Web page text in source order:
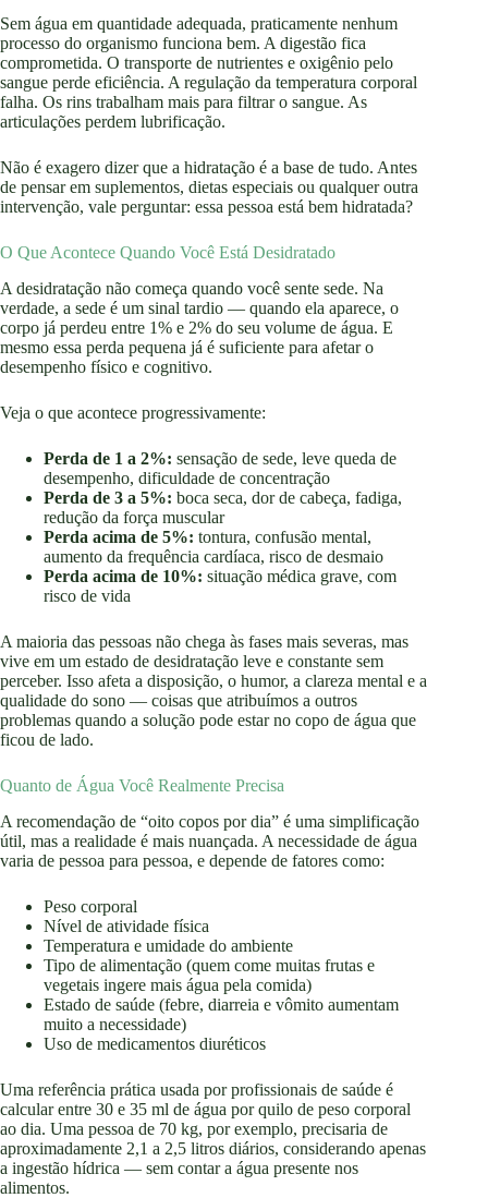
Sem água em quantidade adequada, praticamente nenhum
processo do organismo funciona bem. A digestão fica
comprometida. O transporte de nutrientes e oxigênio pelo
sangue perde eficiência. A regulação da temperatura corporal
falha. Os rins trabalham mais para filtrar o sangue. As
articulações perdem lubrificação.
Não é exagero dizer que a hidratação é a base de tudo. Antes
de pensar em suplementos, dietas especiais ou qualquer outra
intervenção, vale perguntar: essa pessoa está bem hidratada?
O Que Acontece Quando Você Está Desidratado
A desidratação não começa quando você sente sede. Na
verdade, a sede é um sinal tardio — quando ela aparece, o
corpo já perdeu entre 1% e 2% do seu volume de água. E
mesmo essa perda pequena já é suficiente para afetar o
desempenho físico e cognitivo.
Veja o que acontece progressivamente:
Perda de 1 a 2%: sensação de sede, leve queda de
desempenho, dificuldade de concentração
Perda de 3 a 5%: boca seca, dor de cabeça, fadiga,
redução da força muscular
Perda acima de 5%: tontura, confusão mental,
aumento da frequência cardíaca, risco de desmaio
Perda acima de 10%: situação médica grave, com
risco de vida
A maioria das pessoas não chega às fases mais severas, mas
vive em um estado de desidratação leve e constante sem
perceber. Isso afeta a disposição, o humor, a clareza mental e a
qualidade do sono — coisas que atribuímos a outros
problemas quando a solução pode estar no copo de água que
ficou de lado.
Quanto de Água Você Realmente Precisa
A recomendação de “oito copos por dia” é uma simplificação
útil, mas a realidade é mais nuançada. A necessidade de água
varia de pessoa para pessoa, e depende de fatores como:
Peso corporal
Nível de atividade física
Temperatura e umidade do ambiente
Tipo de alimentação (quem come muitas frutas e
vegetais ingere mais água pela comida)
Estado de saúde (febre, diarreia e vômito aumentam
muito a necessidade)
Uso de medicamentos diuréticos
Uma referência prática usada por profissionais de saúde é
calcular entre 30 e 35 ml de água por quilo de peso corporal
ao dia. Uma pessoa de 70 kg, por exemplo, precisaria de
aproximadamente 2,1 a 2,5 litros diários, considerando apenas
a ingestão hídrica — sem contar a água presente nos
alimentos.